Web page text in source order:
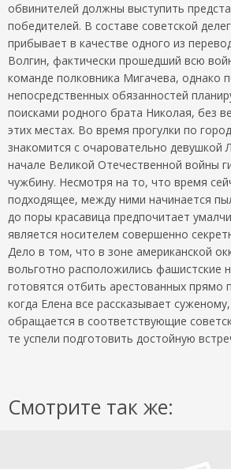
обвинителей должны выступить
победителей. В составе советской
прибывает в качестве одного из
Волгин, фактически прошедший всю
команде полковника Мигачева, однако
непосредственных обязанностей
поисками родного брата Николая, без
этих местах. Во время прогулки по
знакомится с очаровательно девушкой
начале Великой Отечественной войны
чужбину. Несмотря на то, что время
подходящее, между ними начинается
до поры красавица предпочитает
является носителем совершенно
Дело в том, что в зоне американской
вольготно расположились фашистские
готовятся отбить арестованных прямо
когда Елена все рассказывает
обращается в соответствующие
те успели подготовить достойную
Смотрите так же: